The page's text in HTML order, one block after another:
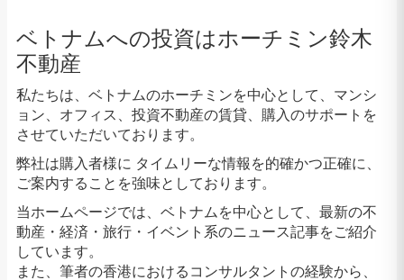
ベトナムへの投資はホーチミン鈴木
不動産
私たちは、ベトナムのホーチミンを中心として、マンシ
ョン、オフィス、投資不動産の賃貸、購入のサポートを
させていただいております。
弊社は購入者様に タイムリーな情報を的確かつ正確に、
ご案内することを強味としております。
当ホームページでは、ベトナムを中心として、最新の不
動産・経済・旅行・イベント系のニュース記事をご紹介
しています。
また、筆者の香港におけるコンサルタントの経験から、